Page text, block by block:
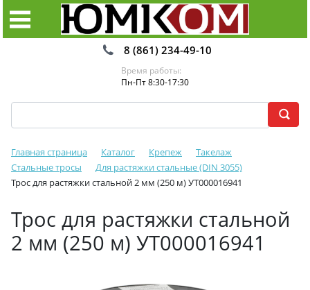
8 (861) 234-49-10
Время работы:
Пн-Пт 8:30-17:30
Главная страница Каталог Крепеж
Такелаж
Стальные тросы
Для растяжки стальные (DIN 3055)
Трос для растяжки стальной 2 мм (250 м) УТ000016941
Трос для растяжки стальной
2 мм (250 м) УТ000016941